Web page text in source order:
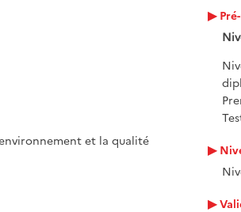
et la qualité